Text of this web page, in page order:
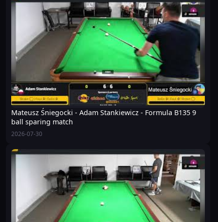
Mateusz Śniegocki - Adam Stankiewicz - Formula B135 9
ball sparing match
2026-07-30